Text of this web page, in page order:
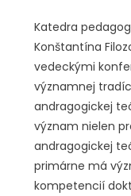
Katedra
Konštantína
vedeckými
významnej
andragogickej
význam nielen
andragogickej
primárne má
kompetencií